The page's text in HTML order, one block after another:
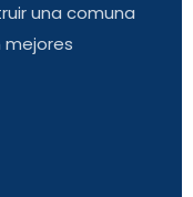
una comuna
mejores